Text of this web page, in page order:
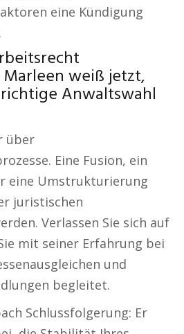
eine Kündigung
weiß jetzt,
Anwaltswahl
über
Eine Fusion, ein
eine Umstrukturierung
juristischen
Verlassen Sie sich auf
mit seiner Erfahrung bei
und
begleitet.
Schlussfolgerung: Er